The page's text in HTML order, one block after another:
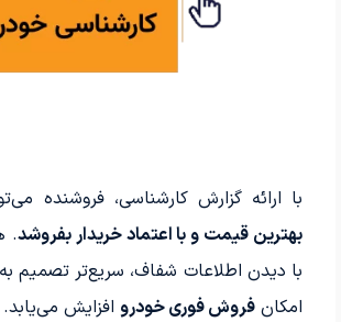
با ارائه گزارش کارشناسی، فروشنده
بهترین قیمت و با اعتماد خریدار بفروشد.
با دیدن اطلاعات شفاف، سریع‌تر تصمیم
امکان فروش فوری خودروافزایش می‌یابد.